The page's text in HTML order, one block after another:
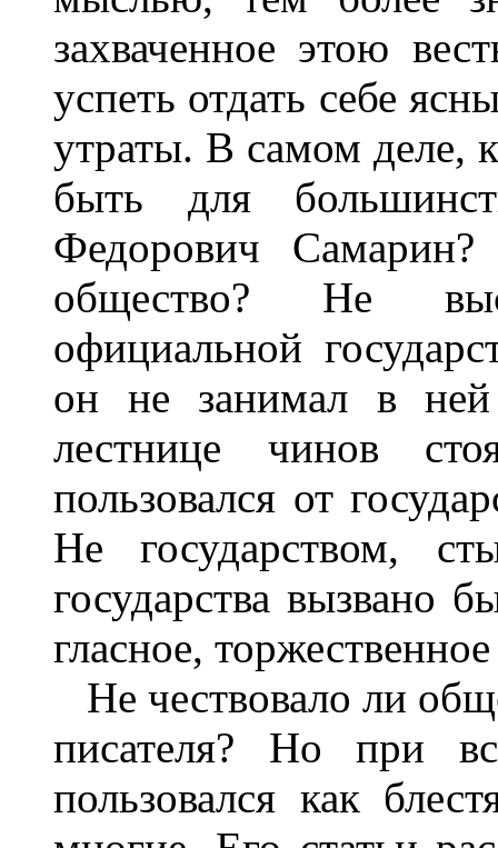
захваченное этою
успеть отдать себе
утраты. В самом деле,
быть для
Федорович
общество? Не
официальной
он не занимал в ней
лестнице чинов
пользовался от
Не государством,
государства вызвано
гласное,
Не чествовало ли
писателя? Но при
пользовался как